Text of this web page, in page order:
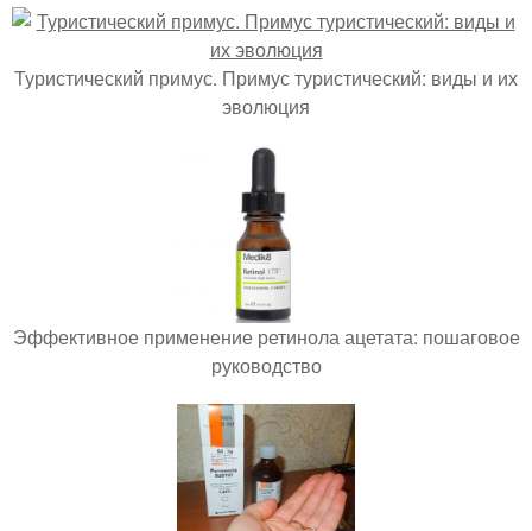
Туристический примус. Примус туристический: виды и их
эволюция
Эффективное применение ретинола ацетата: пошаговое
руководство